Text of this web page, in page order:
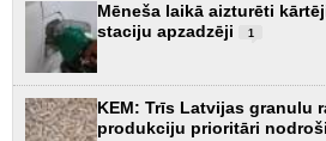
Mēneša laikā aizturēti
staciju apzadzēji
1
KEM: Trīs Latvijas granulu
produkciju prioritāri